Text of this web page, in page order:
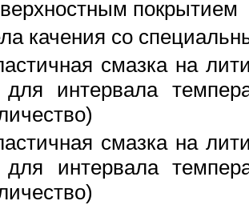
покрытием
качения со
смазка на
интервала
смазка на
интервала